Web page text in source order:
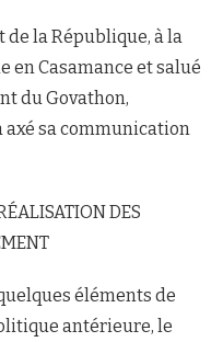
la République, à la
en Casamance et salué
du Govathon,
sa communication
DES
éléments de
antérieure, le